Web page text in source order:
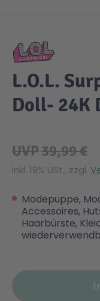
Sicherheit
Krimi / Thriller
Liebesromane
Sachbücher /
Kuscheltiere
Puppen &
Puzzle &
Elektronische
DC Comics™
Disney
DUPLO®
Jurassic World™
Country
Fairies
Family Fun
Fun Stars
L.O.L.
Doll- 24K
UVP39,99 €
Inkl. 19% USt., zzgl.
Modepuppe,
Accessoires,
Haarbürste,